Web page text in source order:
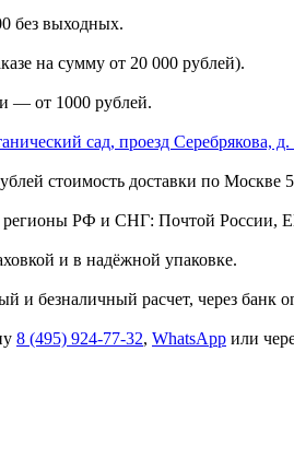
без выходных.
на сумму от 20 000 рублей).
— от 1000 рублей.
сад, проезд Серебрякова, д.
стоимость доставки по Москве
регионы РФ и СНГ: Почтой
и в надёжной упаковке.
и безналичный расчет, через банк
8 (495) 924-77-32, WhatsApp или